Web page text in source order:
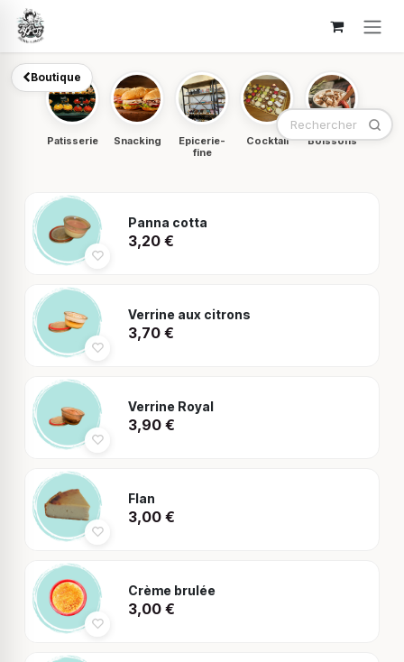
Se rendre au contenu
Boutique
Patisserie Snacking
Epicerie-
fine
Cocktail Boissons
Panna cotta
3,20 €
Verrine aux citrons
3,70 €
Verrine Royal
3,90 €
Flan
3,00 €
Crème brulée
3,00 €